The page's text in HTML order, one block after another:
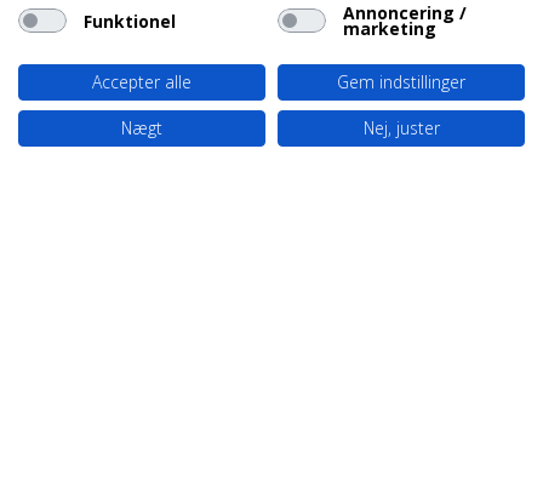
Funktionel Annoncering /
marketing
Accepter alle
Gem indstillinger
Nægt
Nej, juster